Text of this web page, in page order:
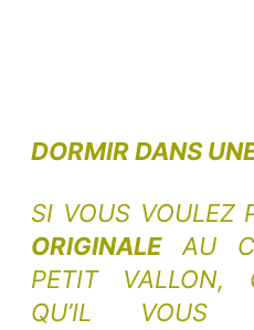
DORMIR DANS
SI VOUS VOULEZ
ORIGINALEAU
PETIT VALLON,
QU’IL